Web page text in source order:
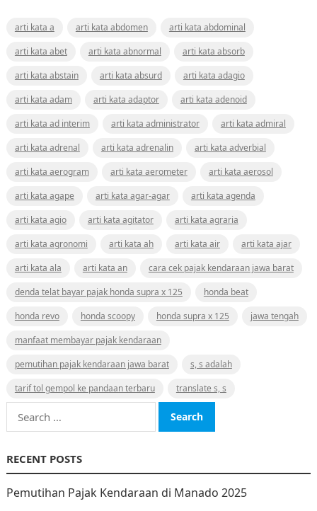
arti kata a arti kata abdomen
arti kata abdominal
arti kata abet
arti kata abnormal
arti kata absorb
arti kata abstain
arti kata absurd
arti kata adagio
arti kata adam
arti kata adaptor
arti kata adenoid
arti kata ad interim
arti kata administrator
arti kata admiral
arti kata adrenal
arti kata adrenalin
arti kata adverbial
arti kata aerogram
arti kata aerometer
arti kata aerosol
arti kata agape
arti kata agar-agar
arti kata agenda
arti kata agio
arti kata agitator
arti kata agraria
arti kata agronomi
arti kata ah arti kata air
arti kata ajar
arti kata ala
arti kata an
cara cek pajak kendaraan jawa barat
denda telat bayar pajak honda supra x 125
honda beat
honda revo
honda scoopy honda supra x 125
jawa tengah
manfaat membayar pajak kendaraan
pemutihan pajak kendaraan jawa barat
s, s adalah
tarif tol gempol ke pandaan terbaru
translate s, s
Search
for:
RECENT POSTS
Pemutihan Pajak Kendaraan di Manado 2025